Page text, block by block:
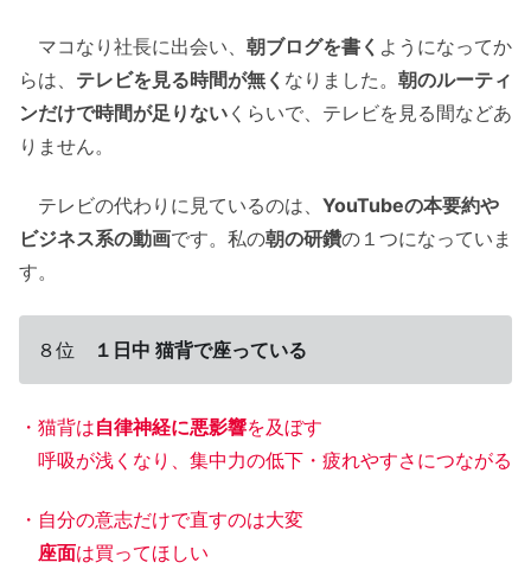
マコなり社長に出会い、 朝ブログを書く ようになってか
らは、 テレビを見る時間が無く なりました。 朝のルーティ
ンだけで時間が足りない くらいで、テレビを見る間などあ
りません。
テレビの代わりに見ているのは、 YouTubeの本要約や
ビジネス系の動画です。私の朝の研鑽の１つになっていま
す。
８位 １日中 猫背で座っている
・猫背は自律神経に悪影響を及ぼす
呼吸が浅くなり、集中力の低下・疲れやすさにつながる
・自分の意志だけで直すのは大変
座面は買ってほしい